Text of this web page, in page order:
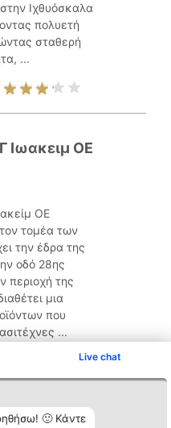
Live chat
🙂 Κάντε
Ιχθυόσκαλα
πολυετή
σταθερή
...
Ιωακειμ ΟΕ
ΟΕ
τομέα των
την έδρα της
οδό 28ης
περιοχή της
μια
που
...
Επικοινωνία